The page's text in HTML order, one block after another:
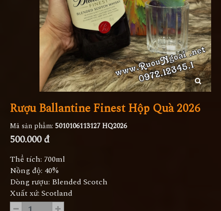
Rượu Ballantine Finest Hộp Quà 2026
Mã sản phẩm: 5010106113127 HQ2026
500.000 đ
Thể tích: 700ml
Nồng độ: 40%
Dòng rượu: Blended Scotch
Xuất xứ: Scotland